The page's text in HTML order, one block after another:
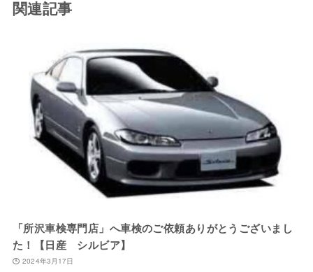
関連記事
「所沢車検専門店」へ車検のご依頼ありがとうございまし
た！【日産 シルビア】
2024年3月17日